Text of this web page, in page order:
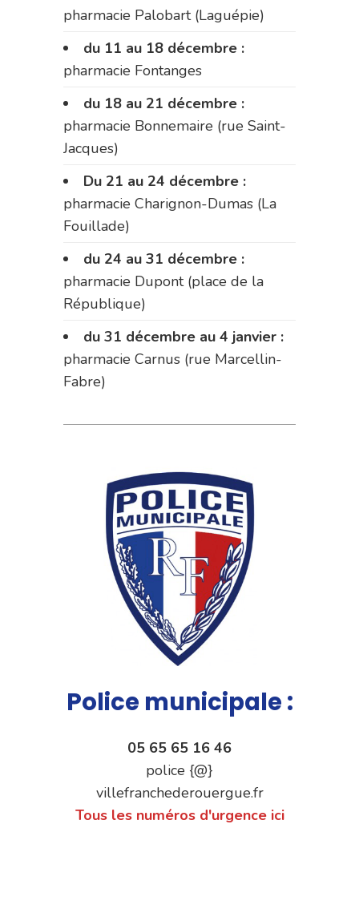
pharmacie Palobart (Laguépie)
du 11 au 18 décembre :
pharmacie Fontanges
du 18 au 21 décembre :
pharmacie Bonnemaire (rue Saint-
Jacques)
Du 21 au 24 décembre :
pharmacie Charignon-Dumas (La
Fouillade)
du 24 au 31 décembre :
pharmacie Dupont (place de la
République)
du 31 décembre au 4 janvier :
pharmacie Carnus (rue Marcellin-
Fabre)
Police municipale :
05 65 65 16 46
police {@}
villefranchederouergue.fr
Tous les numéros d'urgence ici